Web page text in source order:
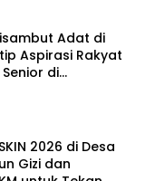
Adat di
Aspirasi Rakyat
di
2026 di Desa
Gizi dan